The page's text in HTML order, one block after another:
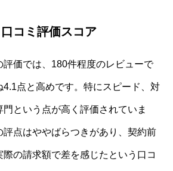
コミ評価スコア
評価では、180件程度のレビューで
点と高めです。特にスピード、対
という点が高く評価されていま
評点はややばらつきがあり、契約前
の請求額で差を感じたという口コ